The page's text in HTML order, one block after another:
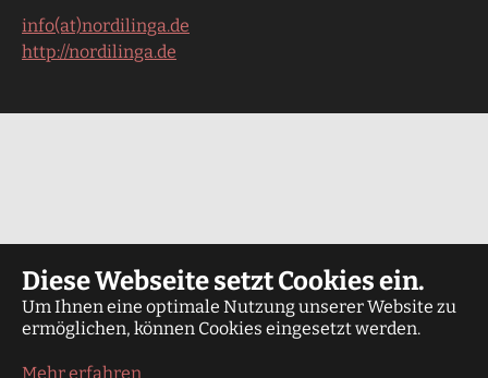
Diese Webseite setzt Cookies ein.
Um Ihnen eine optimale Nutzung unserer Website zu
ermöglichen, können Cookies eingesetzt werden.
Mehr erfahren
info(at)nordilinga.de
http://nordilinga.de